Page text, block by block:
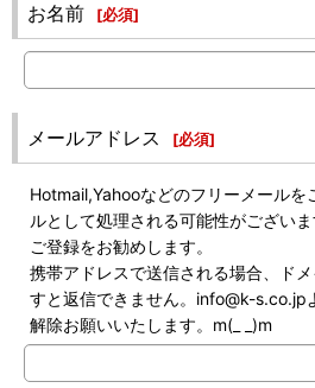
お名前 [必須]
メールアドレス [必須]
Hotmail,Yahooなどのフリーメールを
ルとして処理される可能性がござい
ご登録をお勧めします。
携帯アドレスで送信される場合、ド
すと返信できません。info@k-s.co.jp
解除お願いいたします。m(_ _)m